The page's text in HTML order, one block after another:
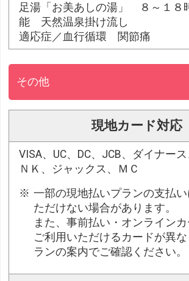
足湯「お美あしの湯」 ８～１８
能 天然温泉掛け流し
適応症／血行循環 関節痛
その他
現地カード対応
VISA、UC、DC、JCB、ダイナー
ＮＫ、ジャックス、ＭＣ
一部の現地払いプランの支払
ただけない場合があります。
また、事前払い・オンライン
ご利用いただけるカードが異
ランの案内でご確認ください。